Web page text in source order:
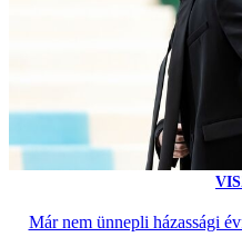
Már nem ünnepli házassági